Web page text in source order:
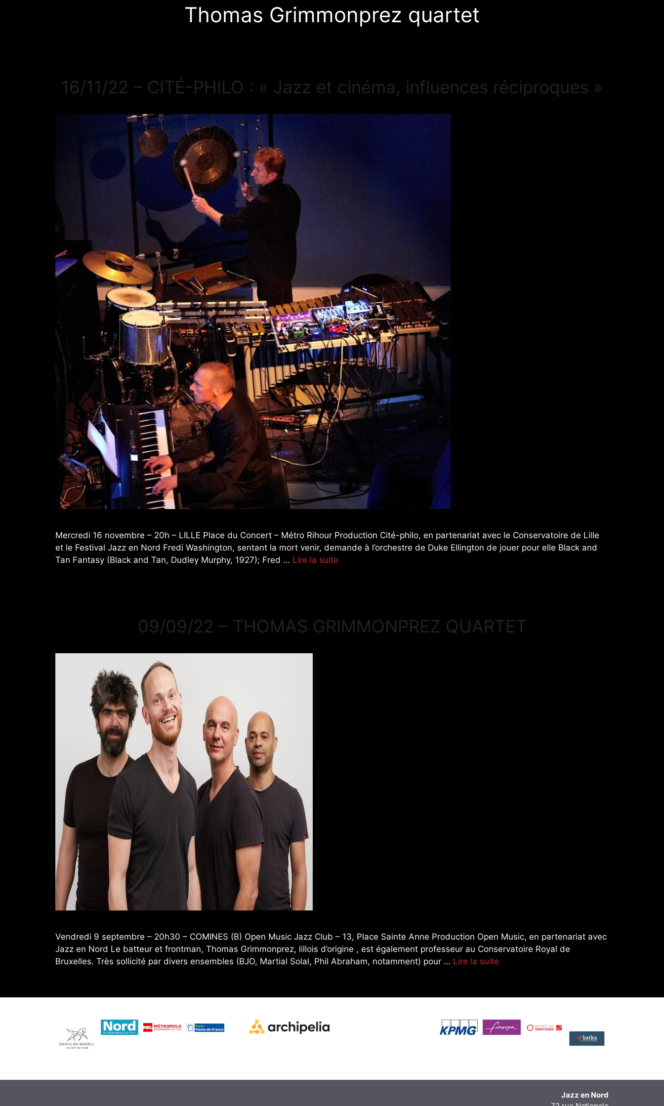
Thomas Grimmonprez quartet
16/11/22 – CITÉ-PHILO : « Jazz et cinéma, influences réciproques »
Mercredi 16 novembre – 20h – LILLE Place du Concert – Métro Rihour Production Cité-philo, en partenariat avec le Conservatoire de Lille
et le Festival Jazz en Nord Fredi Washington, sentant la mort venir, demande à l’orchestre de Duke Ellington de jouer pour elle Black and
Tan Fantasy (Black and Tan, Dudley Murphy, 1927); Fred … Lire la suite
09/09/22 – THOMAS GRIMMONPREZ QUARTET
Vendredi 9 septembre – 20h30 – COMINES (B) Open Music Jazz Club – 13, Place Sainte Anne Production Open Music, en partenariat avec
Jazz en Nord Le batteur et frontman, Thomas Grimmonprez, lillois d’origine , est également professeur au Conservatoire Royal de
Bruxelles. Très sollicité par divers ensembles (BJO, Martial Solal, Phil Abraham, notamment) pour … Lire la suite
Jazz en Nord